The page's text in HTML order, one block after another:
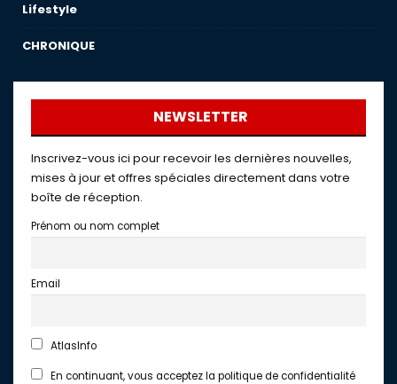
Lifestyle
CHRONIQUE
NEWSLETTER
Inscrivez-vous ici pour recevoir les dernières nouvelles,
mises à jour et offres spéciales directement dans votre
boîte de réception.
Prénom ou nom complet
Email
AtlasInfo
En continuant, vous acceptez la politique de confidentialité